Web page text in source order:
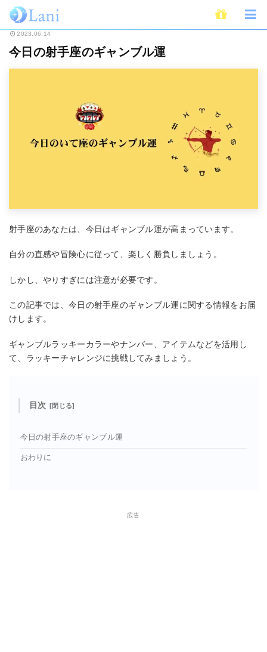
ホーム 無料占い 今日の射手座のギャンブル運
2023.06.14
今日の射手座のギャンブル運
射手座のあなたは、今日はギャンブル運が高まっています。
自分の直感や冒険心に従って、楽しく勝負しましょう。
しかし、やりすぎには注意が必要です。
この記事では、今日の射手座のギャンブル運に関する情報をお届
けします。
ギャンブルラッキーカラーやナンバー、アイテムなどを活用し
て、ラッキーチャレンジに挑戦してみましょう。
目次
今日の射手座のギャンブル運
おわりに
広告